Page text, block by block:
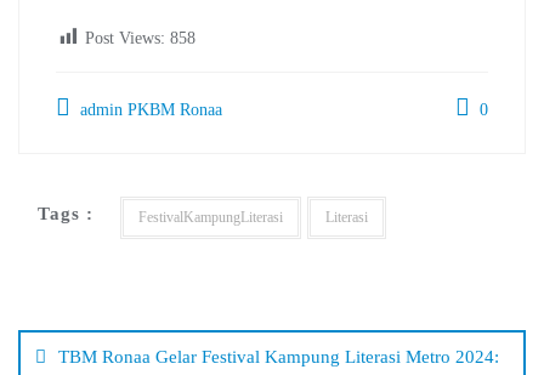
Post Views: 858
admin PKBM Ronaa 0
Tags : FestivalKampungLiterasi Literasi
pos
TBM Ronaa Gelar Festival Kampung Literasi Metro 2024: